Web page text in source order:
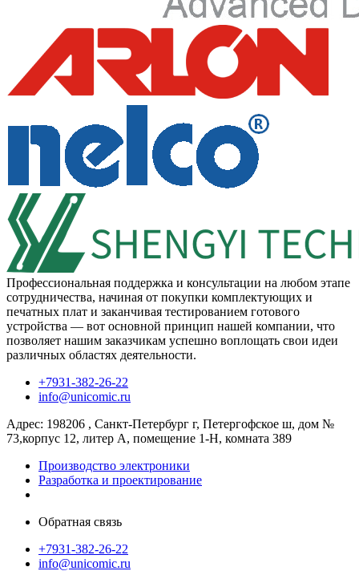
Профессиональная поддержка и консультации на любом этапе
сотрудничества, начиная от покупки комплектующих и
печатных плат и заканчивая тестированием готового
устройства — вот основной принцип нашей компании, что
позволяет нашим заказчикам успешно воплощать свои идеи
различных областях деятельности.
+7931-382-26-22
info@unicomic.ru
Адрес: 198206 , Санкт-Петербург г, Петергофское ш, дом №
73,корпус 12, литер А, помещение 1-Н, комната 389
Производство электроники
Разработка и проектирование
Обратная связь
+7931-382-26-22
info@unicomic.ru